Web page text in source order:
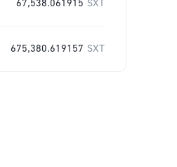
67,538.061915 SXT
675,380.619157 SXT